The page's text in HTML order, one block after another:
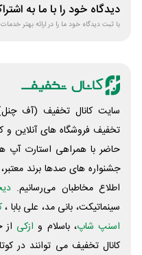
دیدگاه خود را با ما به
با ثبت دیدگاه خود ما را در ارائه بهتر
سایت کانال تخفیف (آف
تخفیف فروشگاه های آنلاین
حاضر با همراهی استارت آپ
جشنواره های صدها برند
اطلاع مخاطبان می‌رسانیم.
سینماتیکت، بانی مد، علی‌ بابا ،
اسنپ شاپ، باسلام و ازکی
کانال تخفیف می توانند در